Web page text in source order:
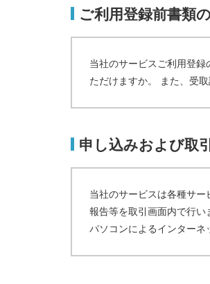
ご利用登録前書類
当社のサービスご利用登
ただけますか。 また、受
申し込みおよび取
当社のサービスは各種サ
報告等を取引画面内で行い
パソコンによるインターネ